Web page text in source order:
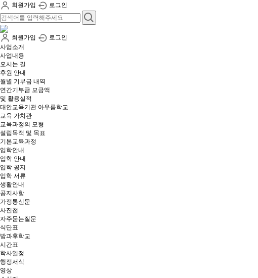
회원가입
로그인
회원가입
로그인
사업소개
사업내용
오시는 길
후원 안내
월별 기부금 내역​
연간기부금 모금액
및 활용실적​
대안교육기관 아우름학교
교육 가치관
교육과정의 모형
설립목적 및 목표
기본교육과정
입학안내
입학 안내
입학 공지
입학 서류
생활안내
공지사항
가정통신문
사진첩
자주묻는질문
식단표
방과후학교
시간표
학사일정
행정서식
영상